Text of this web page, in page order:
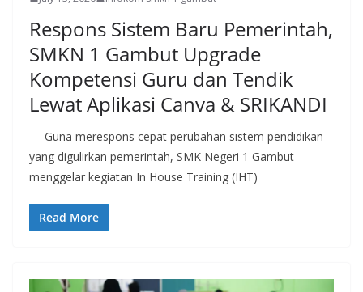
Respons Sistem Baru Pemerintah,
SMKN 1 Gambut Upgrade
Kompetensi Guru dan Tendik
Lewat Aplikasi Canva & SRIKANDI
— Guna merespons cepat perubahan sistem pendidikan
yang digulirkan pemerintah, SMK Negeri 1 Gambut
menggelar kegiatan In House Training (IHT)
Read More